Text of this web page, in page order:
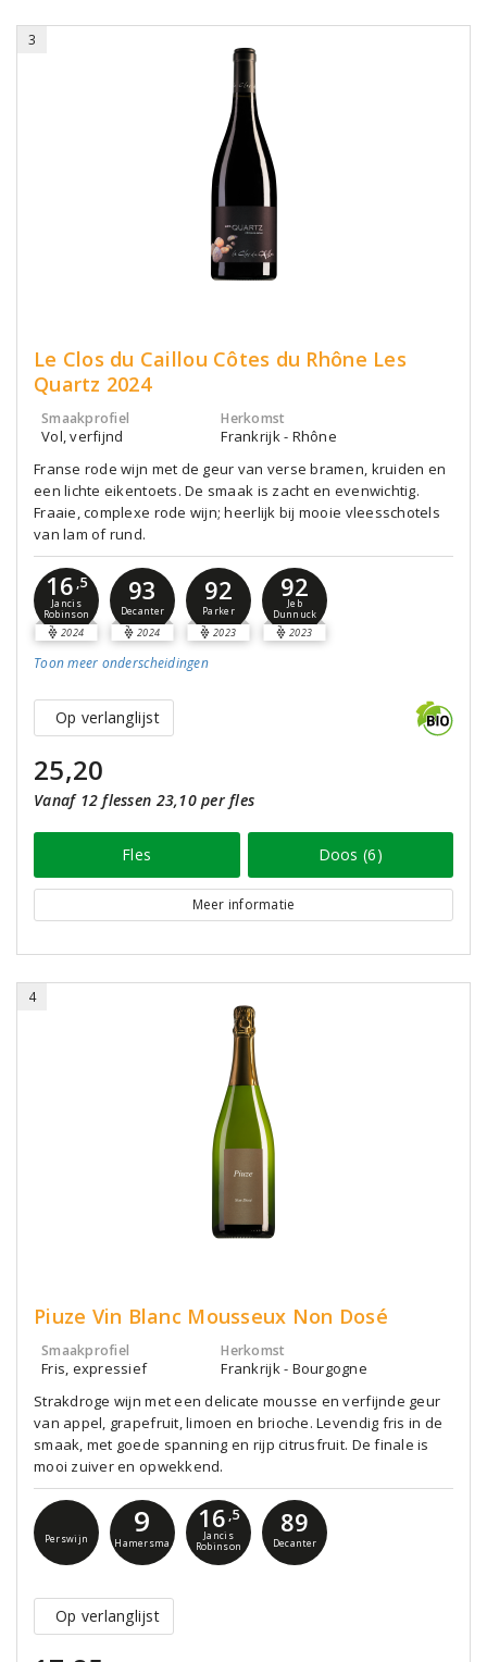
3
Le Clos du Caillou Côtes du Rhône Les
Quartz 2024
Smaakprofiel
Vol, verfijnd
Herkomst
Frankrijk - Rhône
Franse rode wijn met de geur van verse bramen, kruiden en
een lichte eikentoets. De smaak is zacht en evenwichtig.
Fraaie, complexe rode wijn; heerlijk bij mooie vleesschotels
van lam of rund.
16 ,5
Jancis
Robinson
2024
93
Decanter
2024
92
Parker
2023
92
Jeb
Dunnuck
2023
Toon meer onderscheidingen
Op verlanglijst
25,20
Vanaf 12 flessen 23,10 per fles
Fles Doos (6)
Meer informatie
4
Piuze Vin Blanc Mousseux Non Dosé
Smaakprofiel
Fris, expressief
Herkomst
Frankrijk - Bourgogne
Strakdroge wijn met een delicate mousse en verfijnde geur
van appel, grapefruit, limoen en brioche. Levendig fris in de
smaak, met goede spanning en rijp citrusfruit. De finale is
mooi zuiver en opwekkend.
Perswijn 9
Hamersma
16 ,5
Jancis
Robinson
89
Decanter
Op verlanglijst